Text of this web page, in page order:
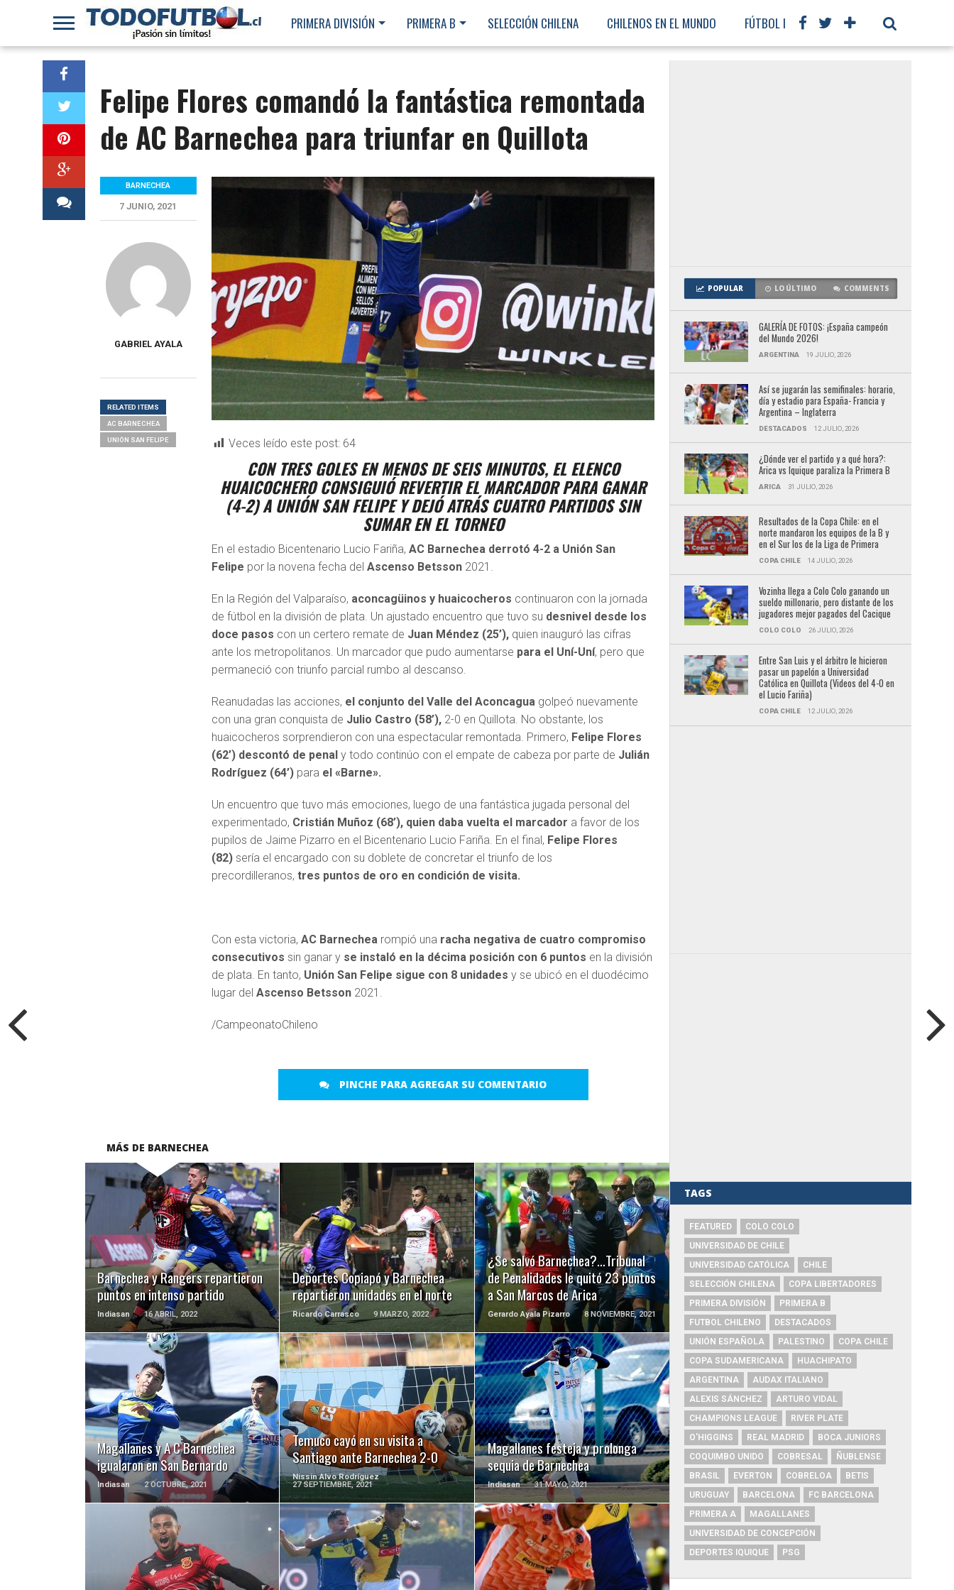
PRIMERA DIVISIÓN PRIMERA B SELECCIÓN CHILENA CHILENOS EN EL MUNDO FÚTBOL INTERNACIONAL
Felipe Flores comandó la fantástica remontada
de AC Barnechea para triunfar en Quillota
Veces leído este post: 64
CON TRES GOLES EN MENOS DE SEIS MINUTOS, EL ELENCO
HUAICOCHERO CONSIGUIÓ REVERTIR EL MARCADOR PARA GANAR
(4-2) A UNIÓN SAN FELIPE Y DEJÓ ATRÁS CUATRO PARTIDOS SIN
SUMAR EN EL TORNEO
En el estadio Bicentenario Lucio Fariña,AC Barnechea derrotó 4-2 a Unión San
Felipe por la novena fecha delAscenso Betsson 2021.
En la Región del Valparaíso, aconcagüinos y huaicocheros continuaron con la jornada
de fútbol en la división de plata. Un ajustado encuentro que tuvo su desnivel desde los
doce pasos con un certero remate de Juan Méndez (25’), quien inauguró las cifras
ante los metropolitanos. Un marcador que pudo aumentarse para el Uní-Uní, pero que
permaneció con triunfo parcial rumbo al descanso.
Reanudadas las acciones, el conjunto del Valle del Aconcagua golpeó nuevamente
con una gran conquista de Julio Castro (58’), 2-0 en Quillota. No obstante, los
huaicocheros sorprendieron con una espectacular remontada. Primero, Felipe Flores
(62’) descontó de penal y todo continúo con el empate de cabeza por parte de Julián
Rodríguez (64’) para el «Barne».
Un encuentro que tuvo más emociones, luego de una fantástica jugada personal del
experimentado, Cristián Muñoz (68’), quien daba vuelta el marcador a favor de los
pupilos de Jaime Pizarro en el Bicentenario Lucio Fariña. En el final, Felipe Flores
(82) sería el encargado con su doblete de concretar el triunfo de los
precordilleranos,tres puntos de oro en condición de visita.
Con esta victoria,AC Barnechea rompió una racha negativa de cuatro compromiso
consecutivos sin ganar y se instaló en la décima posición con 6 puntos en la división
de plata. En tanto, Unión San Felipe sigue con 8 unidades y se ubicó en el duodécimo
lugar delAscenso Betsson 2021.
/CampeonatoChileno
PINCHE PARA AGREGAR SU COMENTARIO
BARNECHEA
7 JUNIO, 2021
GABRIEL AYALA
RELATED ITEMS
AC BARNECHEA
UNIÓN SAN FELIPE
MÁS DE BARNECHEA
Barnechea y Rangers repartieron
puntos en intenso partido
Indiasan 16 ABRIL, 2022
LEER MÁS
Deportes Copiapó y Barnechea
repartieron unidades en el norte
Ricardo Carrasco 9 MARZO, 2022
LEER MÁS
¿Se salvó Barnechea?…Tribunal
de Penalidades le quitó 23 puntos
a San Marcos de Arica
Gerardo Ayala Pizarro 8 NOVIEMBRE, 2021
LEER MÁS
Magallanes y A C Barnechea
igualaron en San Bernardo
Indiasan 2 OCTUBRE, 2021
LEER MÁS
Temuco cayó en su visita a
Santiago ante Barnechea 2-0
Nissin Alvo Rodríguez
27 SEPTIEMBRE, 2021
LEER MÁS
Magallanes festeja y prolonga
sequia de Barnechea
Indiasan 31 MAYO, 2021
LEER MÁS
LEER MÁS LEER MÁS LEER MÁS
POPULAR LO ÚLTIMO COMMENTS
GALERÍA DE FOTOS: ¡España campeón
del Mundo 2026!
ARGENTINA 19 JULIO, 2026
Así se jugarán las semifinales: horario,
día y estadio para España- Francia y
Argentina – Inglaterra
DESTACADOS 12 JULIO, 2026
¿Dónde ver el partido y a qué hora?:
Arica vs Iquique paraliza la Primera B
ARICA 31 JULIO, 2026
Resultados de la Copa Chile: en el
norte mandaron los equipos de la B y
en el Sur los de la Liga de Primera
COPA CHILE 14 JULIO, 2026
Vozinha llega a Colo Colo ganando un
sueldo millonario, pero distante de los
jugadores mejor pagados del Cacique
COLO COLO 26 JULIO, 2026
Entre San Luis y el árbitro le hicieron
pasar un papelón a Universidad
Católica en Quillota (Videos del 4-0 en
el Lucio Fariña)
COPA CHILE 12 JULIO, 2026
TAGS
FEATURED
COLO COLO
UNIVERSIDAD DE CHILE
UNIVERSIDAD CATÓLICA
CHILE
SELECCIÓN CHILENA
COPA LIBERTADORES
PRIMERA DIVISIÓN
PRIMERA B
FUTBOL CHILENO
DESTACADOS
UNIÓN ESPAÑOLA
PALESTINO
COPA CHILE
COPA SUDAMERICANA
HUACHIPATO
ARGENTINA
AUDAX ITALIANO
ALEXIS SÁNCHEZ
ARTURO VIDAL
CHAMPIONS LEAGUE
RIVER PLATE
O'HIGGINS
REAL MADRID
BOCA JUNIORS
COQUIMBO UNIDO
COBRESAL
ÑUBLENSE
BRASIL
EVERTON COBRELOA
BETIS
URUGUAY
BARCELONA
FC BARCELONA
PRIMERA A
MAGALLANES
UNIVERSIDAD DE CONCEPCIÓN
DEPORTES IQUIQUE
PSG